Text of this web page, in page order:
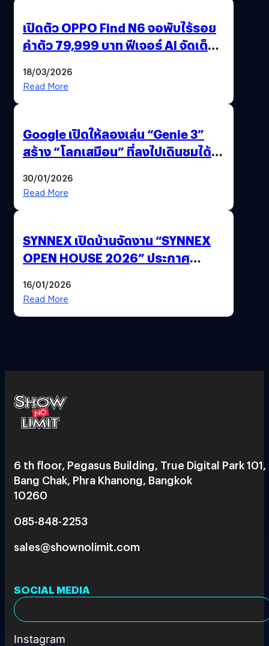
เปิดตัว OPPO Find N6 จอพับไร้รอย
ค่าตัว 79,999 บาท ฟีเจอร์ AI จัดเต็ม
18/03/2026
Read More
Google เปิดให้ลองเล่น “Genie 3”
สร้าง “โลกเสมือน” ที่ลงไปเดินชมได้
30/01/2026
Read More
SYNNEX เปิดบ้านจัดงาน “SYNNEX
OPEN HOUSE 2026” ประกาศ
ได้ 53,000 ล้านบาท
16/01/2026
Read More
6 th floor, Pegasus Building, True Digital Park 101,
Bang Chak, Phra Khanong, Bangkok
10260
085-848-2253
sales@shownolimit.com
SOCIAL MEDIA
Instagram